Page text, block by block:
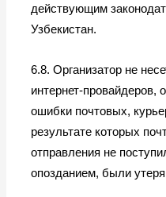
действующим
Узбекистан.
6.8. Организатор не
интернет-провайдеров,
ошибки почтовых,
результате которых
отправления не
опозданием, были